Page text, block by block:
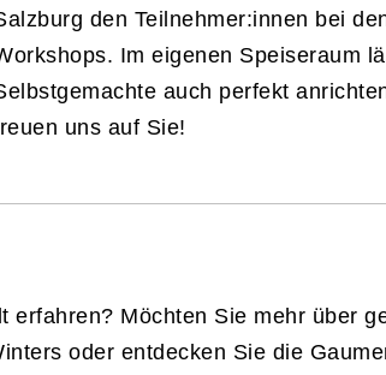
den Teilnehmer:innen bei
Im eigenen Speiseraum
auch perfekt
uns auf Sie!
Möchten Sie mehr über
oder entdecken Sie die